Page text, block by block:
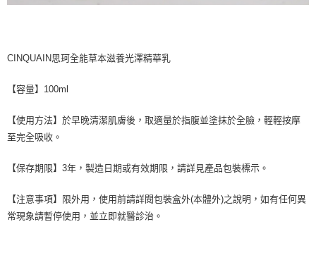
CINQUAIN思珂全能草本滋養光澤精華乳
【容量】100ml
【使用方法】於早晚清潔肌膚後，取適量於指腹並塗抹於全臉，輕輕按摩
至完全吸收。
【保存期限】3年，製造日期或有效期限，請詳見產品包裝標示。
【注意事項】限外用，使用前請詳閱包裝盒外(本體外)之說明，如有任何異
常現象請暫停使用，並立即就醫診治。